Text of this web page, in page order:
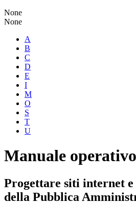
None
None
A
B
C
D
E
I
M
O
S
T
U
Manuale
Progettare siti internet
della Pubblica